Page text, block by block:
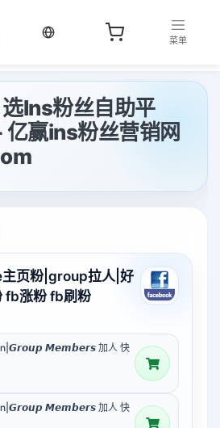
当前语言：中文
菜单
Ins粉丝自助平
亿赢ins粉丝营销网
页粉|group拉人|好
fb涨粉 fb刷粉
𝙈𝙚𝙢𝙗𝙚𝙧𝙨 加人 快
𝙈𝙚𝙢𝙗𝙚𝙧𝙨 加人 快